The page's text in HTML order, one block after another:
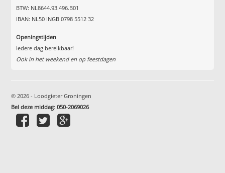
BTW: NL8644.93.496.B01
IBAN: NL50 INGB 0798 5512 32
Openingstijden
Iedere dag bereikbaar!
Ook in het weekend en op feestdagen
© 2026 - Loodgieter Groningen
Bel deze middag:050-2069026